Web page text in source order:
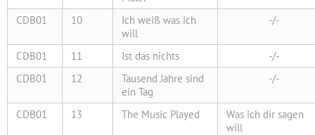
CDB01 10
Ich weiß was ich
will
-/-
CDB01 11 Ist das nichts
-/-
CDB01
12
Tausend Jahre sind
ein Tag
-/-
CDB01 13 The Music Played
Was ich dir sagen
will